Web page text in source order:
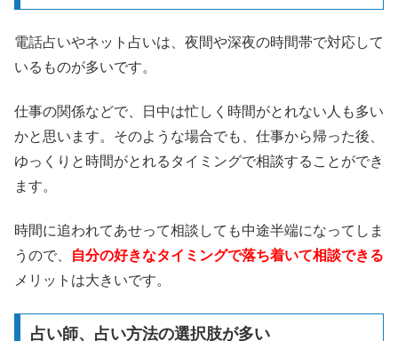
電話占いやネット占いは、夜間や深夜の時間帯で対応して
いるものが多いです。
仕事の関係などで、日中は忙しく時間がとれない人も多い
かと思います。そのような場合でも、仕事から帰った後、
ゆっくりと時間がとれるタイミングで相談することができ
ます。
時間に追われてあせって相談しても中途半端になってしま
うので、
自分の好きなタイミングで落ち着いて相談できる
メリットは大きいです。
占い師、占い方法の選択肢が多い